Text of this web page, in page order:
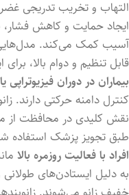
التهاب و تخریب تدریجی
ایجاد حمایت و کاهش فشار،
آسیب کمک می‌کند.
قابل تنظیم و دوام بالا،
بیماران در دوران
کنترل دامنه حرکتی دارند.
نقش کلیدی در محافظت از
طبق تجویز پزشک استفاده
افراد با فعالیت روزمره بالا
به دلیل ایستادن‌های